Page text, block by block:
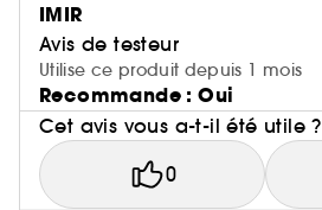
IMIR
Avis de testeur
Utilise ce produit depuis 1 mois
Recommande : Oui
Cet avis vous a-t-il été utile ?
0